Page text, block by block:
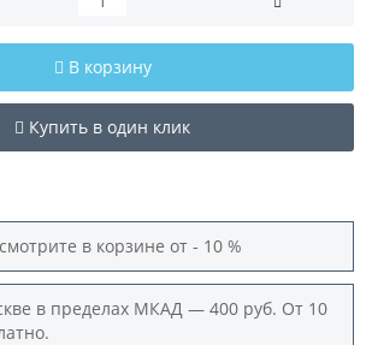
В корзину
Купить в один клик
в корзине от - 10 %
в пределах МКАД — 400 руб. От 10